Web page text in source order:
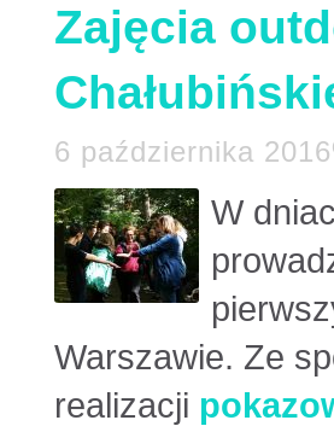
Zajęcia
6 października
W
Warszawie. Ze
realizacji